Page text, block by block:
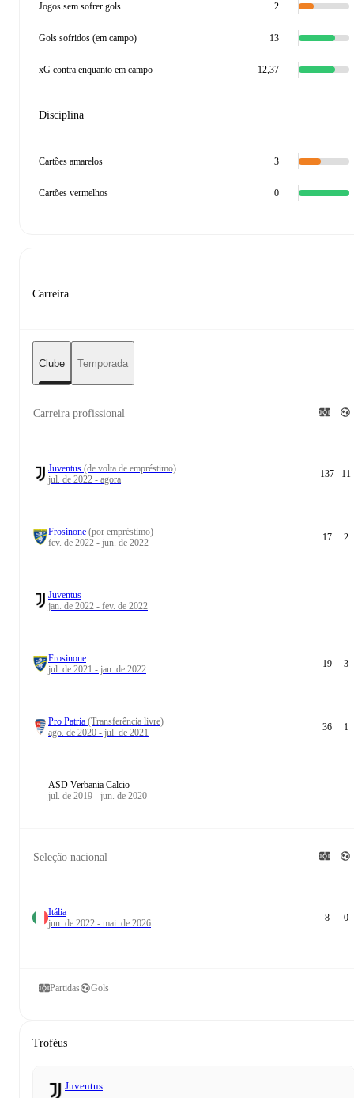
Jogos sem sofrer gols 2
Gols sofridos (em campo) 13
xG contra enquanto em campo 12,37
Disciplina
Cartões amarelos 3
Cartões vermelhos 0
Carreira
Clube Temporada
Carreira profissional
Juventus (de volta de empréstimo)
jul. de 2022 - agora
137 11
Frosinone (por empréstimo)
fev. de 2022 - jun. de 2022
17 2
Juventus
jan. de 2022 - fev. de 2022
Frosinone
jul. de 2021 - jan. de 2022
19 3
Pro Patria (Transferência livre)
ago. de 2020 - jul. de 2021
36 1
ASD Verbania Calcio
jul. de 2019 - jun. de 2020
Seleção nacional
Itália
jun. de 2022 - mai. de 2026
8 0
Partidas Gols
Troféus
Juventus